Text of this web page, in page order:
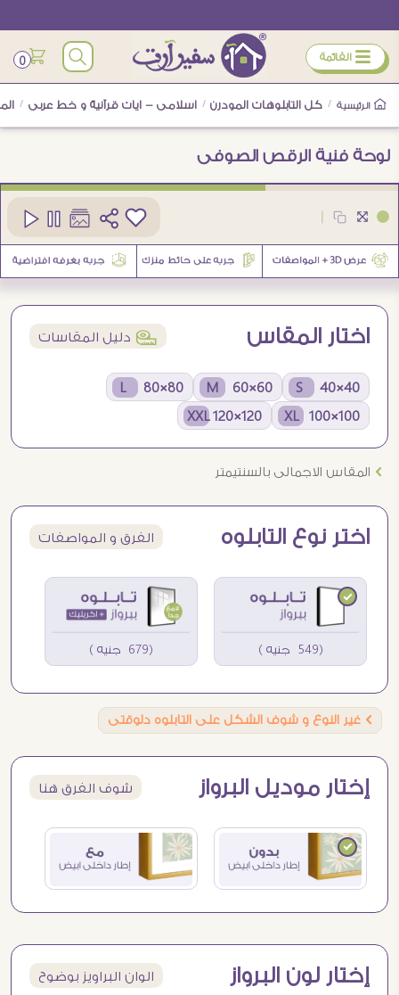
ÿ القائمة 0
الرئيسية / كل التابلوهات المودرن / اسلامى - ايات قرآنية و خط عربى /
لوحة فنية الرقص الصوفى
اختار المقاس í دليل المقاسات
40×40 S
60×60 M
80×80 L
100×100 XL
120×120 XXL
Ö المقاس الاجمالى بالسنتيمتر
اختر نوع التابلوه الفرق و المواصفات
(549 جنيه ) (679 جنيه )
Ö غير النوع و شوف الشكل على التابلوه دلوقتى
إختار موديل البرواز شوف الفرق هنا
إختار لون البرواز الوان البراويز بوضوح